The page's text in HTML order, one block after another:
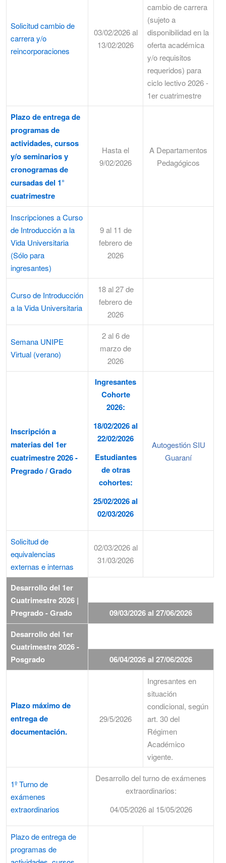
Solicitud cambio de
carrera y/o
reincorporaciones
03/02/2026 al
13/02/2026
cambio de carrera
(sujeto a
disponibilidad en la
oferta académica
y/o requisitos
requeridos) para
ciclo lectivo 2026 -
1er cuatrimestre
Plazo de entrega de
programas de
actividades, cursos
y/o seminarios y
cronogramas de
cursadas del 1°
cuatrimestre
Hasta el
9/02/2026
A Departamentos
Pedagógicos
Inscripciones a Curso
de Introducción a la
Vida Universitaria
(Sólo para
ingresantes)
9 al 11 de
febrero de
2026
Curso de Introducción
a la Vida Universitaria
18 al 27 de
febrero de
2026
Semana UNIPE
Virtual (verano)
2 al 6 de
marzo de
2026
Inscripción a
materias del 1er
cuatrimestre 2026 -
Pregrado / Grado
Ingresantes
Cohorte
2026:
18/02/2026 al
22/02/2026
Estudiantes
de otras
cohortes:
25/02/2026 al
02/03/2026
Autogestión SIU
Guaraní
Solicitud de
equivalencias
externas e internas
02/03/2026 al
31/03/2026
Desarrollo del 1er
Cuatrimestre 2026 |
Pregrado - Grado
09/03/2026 al 27/06/2026
Desarrollo del 1er
Cuatrimestre 2026 -
Posgrado
06/04/2026 al 27/06/2026
Plazo máximo de
entrega de
documentación.
29/5/2026
Ingresantes en
situación
condicional, según
art. 30 del
Régimen
Académico
vigente.
1º Turno de
exámenes
extraordinarios
Desarrollo del turno de exámenes
extraordinarios:
04/05/2026 al 15/05/2026
Plazo de entrega de
programas de